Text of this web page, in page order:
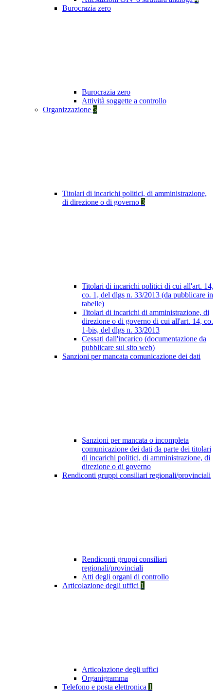
Burocrazia zero
Burocrazia zero
Attività soggette a controllo
Organizzazione 5
Titolari di incarichi politici, di amministrazione,
di direzione o di governo 3
Titolari di incarichi politici di cui all'art. 14,
co. 1, del dlgs n. 33/2013 (da pubblicare in
tabelle)
Titolari di incarichi di amministrazione, di
direzione o di governo di cui all'art. 14, co.
1-bis, del dlgs n. 33/2013
Cessati dall'incarico (documentazione da
pubblicare sul sito web)
Sanzioni per mancata comunicazione dei dati
Sanzioni per mancata o incompleta
comunicazione dei dati da parte dei titolari
di incarichi politici, di amministrazione, di
direzione o di governo
Rendiconti gruppi consiliari regionali/provinciali
Rendiconti gruppi consiliari
regionali/provinciali
Atti degli organi di controllo
Articolazione degli uffici 1
Articolazione degli uffici
Organigramma
Telefono e posta elettronica 1